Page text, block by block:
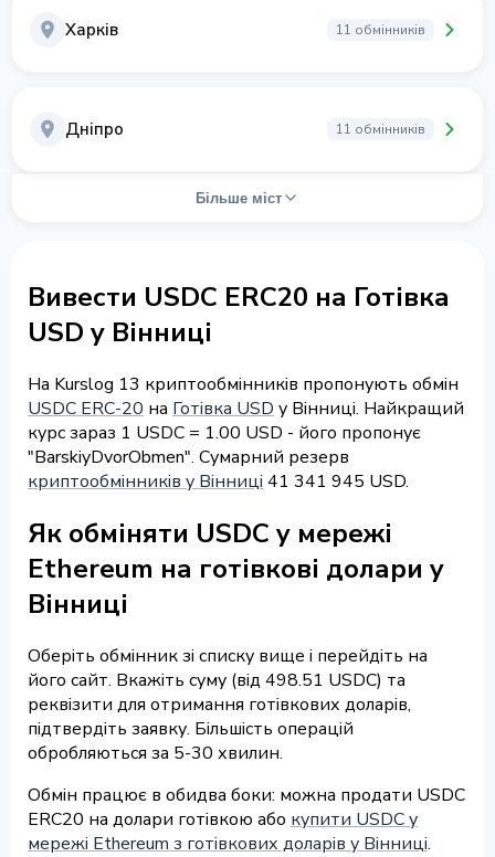
Харків 11 обмінників
Дніпро 11 обмінників
Більше міст
Вивести USDC ERC20 на Готівка
USD у Вінниці
На Kurslog 13 криптообмінників пропонують обмін
USDC ERC-20 на Готівка USD у Вінниці. Найкращий
курс зараз 1 USDC = 1.00 USD - його пропонує
"BarskiyDvorObmen". Сумарний резерв
криптообмінників у Вінниці 41 341 945 USD.
Як обміняти USDC у мережі
Ethereum на готівкові долари у
Вінниці
Оберіть обмінник зі списку вище і перейдіть на
його сайт. Вкажіть суму (від 498.51 USDC) та
реквізити для отримання готівкових доларів,
підтвердіть заявку. Більшість операцій
обробляються за 5-30 хвилин.
Обмін працює в обидва боки: можна продати USDC
ERC20 на долари готівкою або купити USDC у
мережі Ethereum з готівкових доларів у Вінниці.